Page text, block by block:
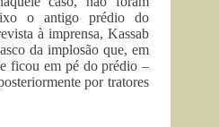
o antigo prédio do
à imprensa, Kassab
da implosão que, em
ficou em pé do prédio –
por tratores